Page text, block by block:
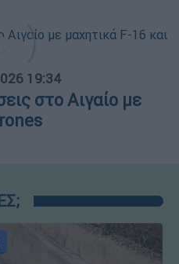
19:34
στο Αιγαίο με